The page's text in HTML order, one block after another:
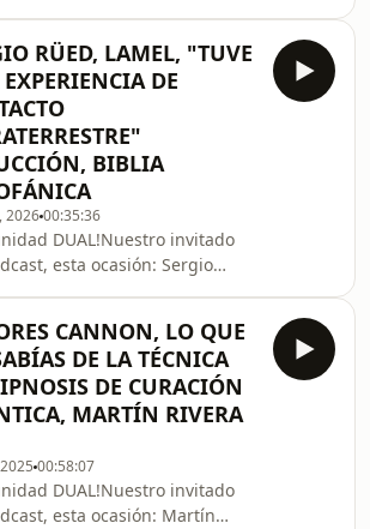
c
de
Castilla La Mancha,
en Antropología, tiene
en antropología de la
especialmente asociada a
mágicos en contexto
plática muy interesante,
en sus inicios, su
por la antropo
RÜED, LAMEL, "TUVE
DE
BIBLIA
202600:35:36
DUAL!Nuestro invitado
esta ocasión: Sergio
a escribirla, el contacto que
más de 15 años en una
de abducción, de pérdida
el contacto
ser llamado (Lamel) el cuál; a
Sergio escribe la biblia
Todo esto de forma
CANNON, LO QUE
DE LA TÉCNICA
DE CURACIÓN
MARTÍN RIVERA
00:58:07
DUAL!Nuestro invitado
esta ocasión: Martín